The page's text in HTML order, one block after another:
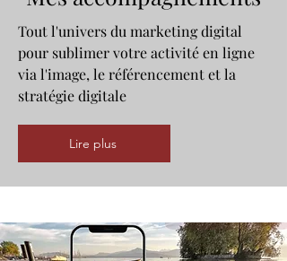
Tout l'univers du marketing digital
pour sublimer votre activité en ligne
via l'image, le référencement et la
stratégie digitale
Lire plus